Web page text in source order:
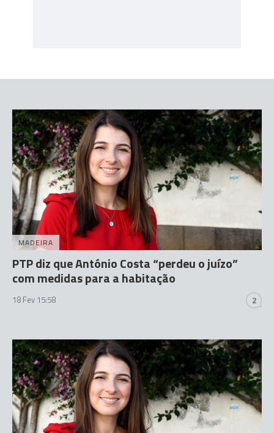
MADEIRA
PTP diz que António Costa “perdeu o juízo”
com medidas para a habitação
18 Fev 15:58 2